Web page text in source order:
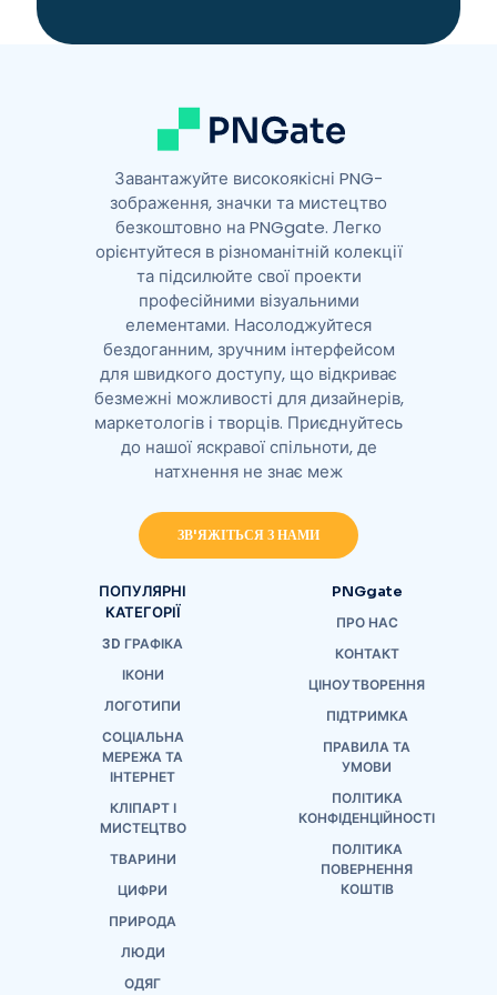
Завантажуйте високоякісні PNG-
зображення, значки та мистецтво
безкоштовно на PNGgate. Легко
орієнтуйтеся в різноманітній колекції
та підсилюйте свої проекти
професійними візуальними
елементами. Насолоджуйтеся
бездоганним, зручним інтерфейсом
для швидкого доступу, що відкриває
безмежні можливості для дизайнерів,
маркетологів і творців. Приєднуйтесь
до нашої яскравої спільноти, де
натхнення не знає меж
ЗВ'ЯЖІТЬСЯ З НАМИ
ПОПУЛЯРНІ
КАТЕГОРІЇ
3D ГРАФІКА
ІКОНИ
ЛОГОТИПИ
СОЦІАЛЬНА
МЕРЕЖА ТА
ІНТЕРНЕТ
КЛІПАРТ І
МИСТЕЦТВО
ТВАРИНИ
ЦИФРИ
ПРИРОДА
ЛЮДИ
ОДЯГ
PNGgate
ПРО НАС
КОНТАКТ
ЦІНОУТВОРЕННЯ
ПІДТРИМКА
ПРАВИЛА ТА
УМОВИ
ПОЛІТИКА
КОНФІДЕНЦІЙНОСТІ
ПОЛІТИКА
ПОВЕРНЕННЯ
КОШТІВ